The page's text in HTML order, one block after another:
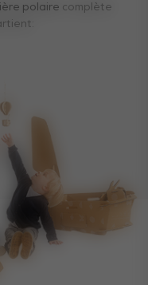
polaire complète